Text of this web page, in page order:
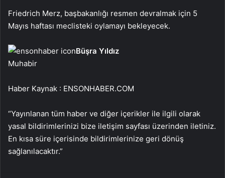
Friedrich Merz, başbakanlığı resmen devralmak için 5
Mayıs haftası meclisteki oylamayı bekleyecek.
Büşra Yıldız
Muhabir
Haber Kaynak : ENSONHABER.COM
“Yayınlanan tüm haber ve diğer içerikler ile ilgili olarak
yasal bildirimlerinizi bize iletişim sayfası üzerinden iletiniz.
En kısa süre içerisinde bildirimlerinize geri dönüş
sağlanılacaktır.”